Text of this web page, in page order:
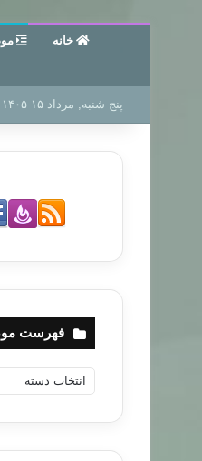
خانه
پنج شنبه, مرداد ۱۵ ۱۴۰۵
فهرست
ه
ت